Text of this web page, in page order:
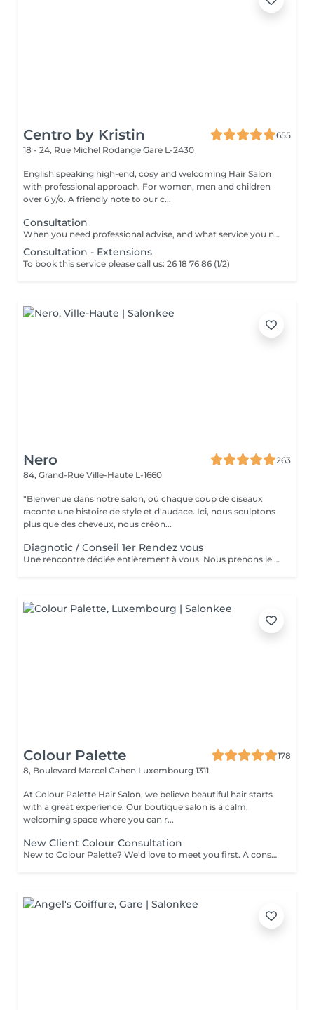
Centro by Kristin
655
18 - 24, Rue Michel Rodange Gare L-2430
English speaking high-end, cosy and welcoming Hair Salon
with professional approach. For women, men and children
over 6 y/o. A friendly note to our c...
Consultation
When you need professional advise, and what service you need to book.
Consultation - Extensions
To book this service please call us: 26 18 76 86 (1/2)
Nero
263
84, Grand-Rue Ville-Haute L-1660
"Bienvenue dans notre salon, où chaque coup de ciseaux
raconte une histoire de style et d'audace. Ici, nous sculptons
plus que des cheveux, nous créon...
Diagnotic / Conseil 1er Rendez vous
Une rencontre dédiée entièrement à vous. Nous prenons le temps d'analyser votre chevelure, de comprendre vos habitudes et d'échanger sur vos envies pour définir ensemble la routine et le style qui vous correspondent vraiment. Un moment privilégié pour poser les bases d'un suivi sur mesure.
Colour Palette
178
8, Boulevard Marcel Cahen Luxembourg 1311
At Colour Palette Hair Salon, we believe beautiful hair starts
with a great experience. Our boutique salon is a calm,
welcoming space where you can r...
New Client Colour Consultation
New to Colour Palette? We'd love to meet you first. A consultation is required before booking any new colour service, including highlights, balayage, blonding, and colour transformations. During your consultation, we'll discuss your hair goals, assess your hair, and create a personalised colour plan together. Solid root retouch appointments are exempt from this requirement. Ideal for: Major colour changes Colour corrections First-time lightening or blonding Extension inquiries Unsure clients